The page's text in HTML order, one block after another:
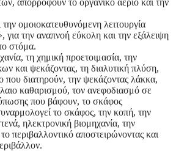
ομοιοκατευθυνόμενη λειτουργία
για την αναπνοή εύκολη και την εξάλειψη
στόμα.
τη χημική προετοιμασία, την
και ψεκάζοντας, τη διαλυτική πλύση,
που διατηρούν, την ψεκάζοντας λάκκα,
καθαρισμού, τον ανεφοδιασμό σε
που βάφουν, το σκάφος
το σκάφος, την κοπή, την
ηλεκτρονική βιομηχανία, την
περιβαλλοντικό αποστειρώνοντας και